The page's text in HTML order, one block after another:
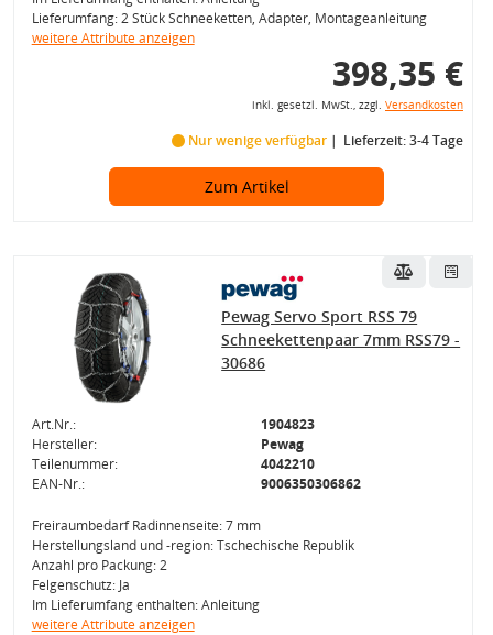
Lieferumfang: 2 Stück Schneeketten, Adapter, Montageanleitung
weitere Attribute anzeigen
398,35 €
inkl. gesetzl. MwSt., zzgl. Versandkosten
Nur wenige verfügbar Lieferzeit: 3-4 Tage
Zum Artikel
Pewag Servo Sport RSS 79
Schneekettenpaar 7mm RSS79 -
30686
Art.Nr.:
1904823
Hersteller:
Pewag
Teilenummer:
4042210
EAN-Nr.:
9006350306862
Freiraumbedarf Radinnenseite: 7 mm
Herstellungsland und -region: Tschechische Republik
Anzahl pro Packung: 2
Felgenschutz: Ja
Im Lieferumfang enthalten: Anleitung
weitere Attribute anzeigen